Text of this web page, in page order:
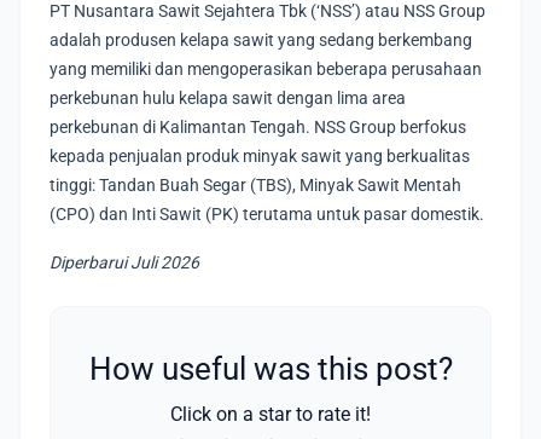
PT Nusantara Sawit Sejahtera Tbk (‘NSS’) atau NSS Group
adalah produsen kelapa sawit yang sedang berkembang
yang memiliki dan mengoperasikan beberapa perusahaan
perkebunan hulu kelapa sawit dengan lima area
perkebunan di Kalimantan Tengah. NSS Group berfokus
kepada penjualan produk minyak sawit yang berkualitas
tinggi: Tandan Buah Segar (TBS), Minyak Sawit Mentah
(CPO) dan Inti Sawit (PK) terutama untuk pasar domestik.
Diperbarui Juli 2026
How useful was this post?
Click on a star to rate it!